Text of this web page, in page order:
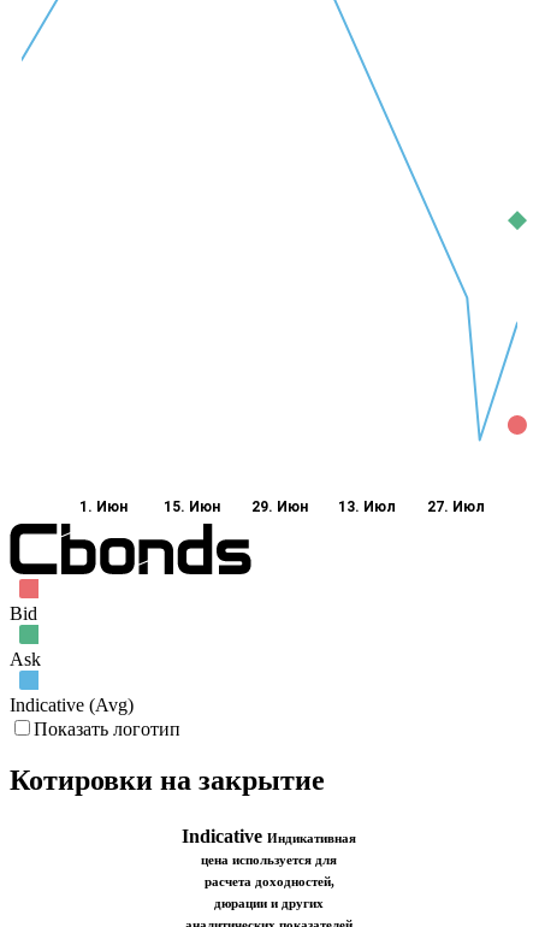
1. Июн 15. Июн 29. Июн 13. Июл 27. Июл
Bid
Ask
Indicative (Avg)
Показать логотип
Котировки на закрытие
Indicative Индикативная
цена используется для
расчета доходностей,
дюрации и других